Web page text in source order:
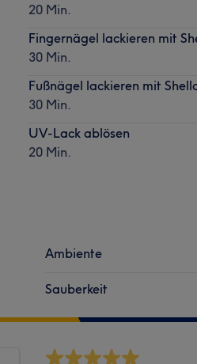
20 Min.
Fingernägel lackieren mit
30 Min.
Fußnägel lackieren mit
30 Min.
UV-Lack ablösen
20 Min.
Ambiente
Sauberkeit